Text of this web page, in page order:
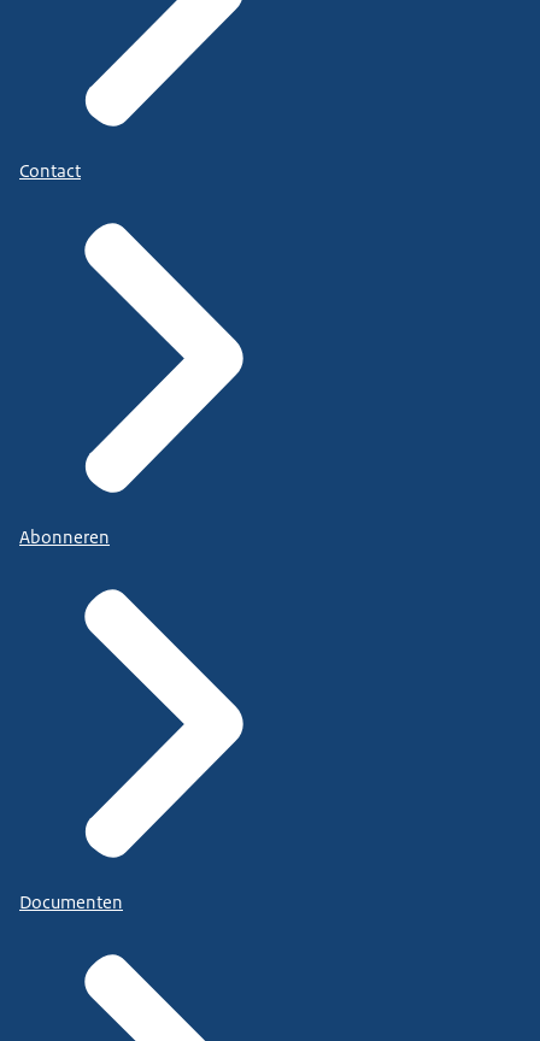
Contact
Abonneren
Documenten